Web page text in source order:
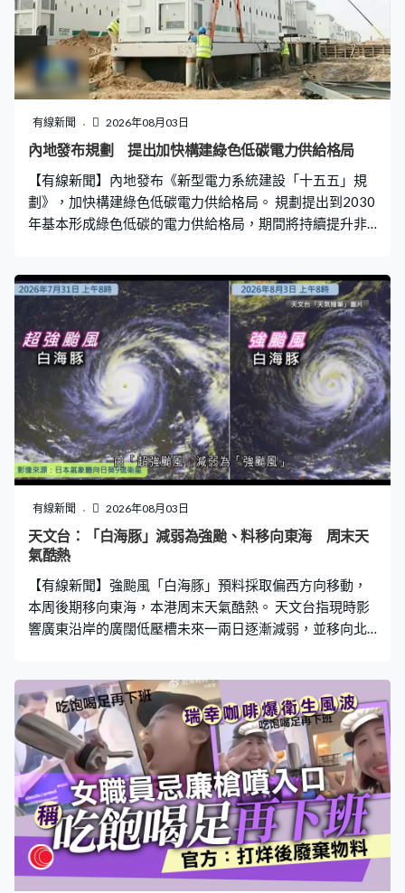
有線新聞 2026年08月03日
內地發布規劃 提出加快構建綠色低碳電力供給格局
【有線新聞】內地發布《新型電力系統建設「十五五」規
劃》，加快構建綠色低碳電力供給格局。 規劃提出到2030
年基本形成綠色低碳的電力供給格局，期間將持續提升非
全前提下穩妥推進綠色低碳發展。 國家能源局電力司司長
杜忠明：「推動新能源持續健康發展，加快讓新增用電
量，由新增清潔能源電量來覆蓋，加快規劃建設新型電
網，到2030年綠色低碳的電力供給格局基本形成。」
有線新聞 2026年08月03日
天文台：「白海豚」減弱為強颱、料移向東海 周末天
氣酷熱
【有線新聞】強颱風「白海豚」預料採取偏西方向移動，
本周後期移向東海，本港周末天氣酷熱。 天文台指現時影
響廣東沿岸的廣闊低壓槽未來一兩日逐漸減弱，並移向北
兩三日採取偏西方向橫過日本以南海域，本周後期移向東
海一帶，隨後路徑仍存在變數。 受「白海豚」的外圍下沉
氣流影響，中國東南沿岸天色逐漸好轉，週末期間天氣酷
熱。天文台提醒市民戶外活動，要多補充水份及做足防暑
防曬措施，同時高溫亦有機會觸發雷雨。